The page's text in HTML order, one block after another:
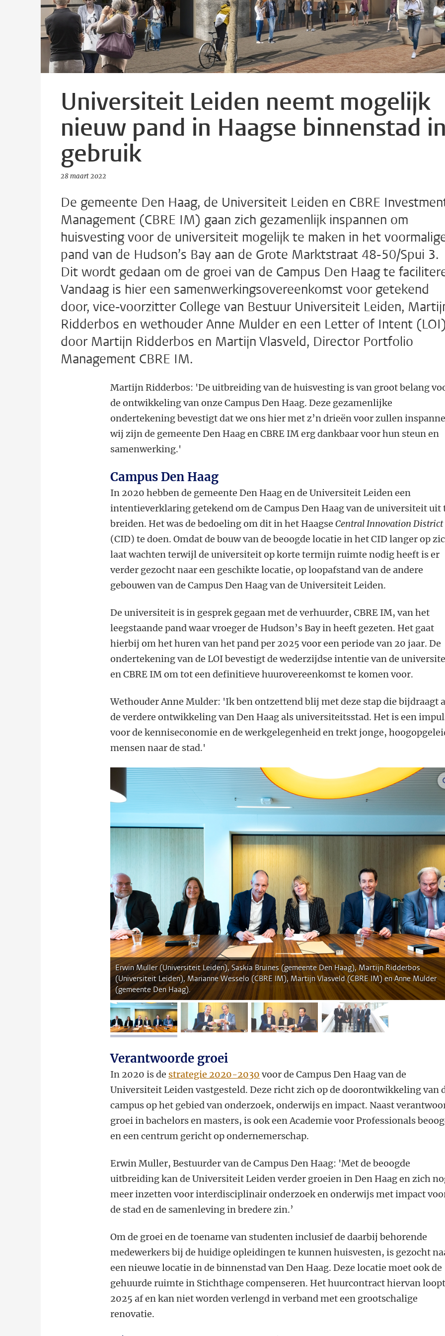
Universiteit Leiden neemt mogelijk
nieuw pand in Haagse binnenstad in
gebruik
28 maart 2022
De gemeente Den Haag, de Universiteit Leiden en CBRE
Management (CBRE IM) gaan zich gezamenlijk inspannen om
huisvesting voor de universiteit mogelijk te maken in het
pand van de Hudson’s Bay aan de Grote Marktstraat 48-50/Spui 3.
Dit wordt gedaan om de groei van de Campus Den Haag te
Vandaag is hier een samenwerkingsovereenkomst voor getekend
door, vice-voorzitter College van Bestuur Universiteit Leiden,
Ridderbos en wethouder Anne Mulder en een Letter of Intent (LOI)
door Martijn Ridderbos en Martijn Vlasveld, Director Portfolio
Management CBRE IM.
Martijn Ridderbos: 'De uitbreiding van de huisvesting is van groot belang
de ontwikkeling van onze Campus Den Haag. Deze gezamenlijke
ondertekening bevestigt dat we ons hier met z’n drieën voor zullen
wij zijn de gemeente Den Haag en CBRE IM erg dankbaar voor hun steun en
samenwerking.'
Campus Den Haag
In 2020 hebben de gemeente Den Haag en de Universiteit Leiden een
intentieverklaring getekend om de Campus Den Haag van de universiteit uit
breiden. Het was de bedoeling om dit in het HaagseCentral Innovation District
(CID) te doen. Omdat de bouw van de beoogde locatie in het CID langer op
laat wachten terwijl de universiteit op korte termijn ruimte nodig heeft is er
verder gezocht naar een geschikte locatie, op loopafstand van de andere
gebouwen van de Campus Den Haag van de Universiteit Leiden.
De universiteit is in gesprek gegaan met de verhuurder, CBRE IM, van het
leegstaande pand waar vroeger de Hudson’s Bay in heeft gezeten. Het gaat
hierbij om het huren van het pand per 2025 voor een periode van 20 jaar. De
ondertekening van de LOI bevestigt de wederzijdse intentie van de
en CBRE IM om tot een definitieve huurovereenkomst te komen voor.
Wethouder Anne Mulder: 'Ik ben ontzettend blij met deze stap die bijdraagt
deverdere ontwikkeling van Den Haag als universiteitsstad. Het is een
voor de kenniseconomie en de werkgelegenheid en trekt jonge,
mensen naar de stad.'
Erwin Muller (Universiteit Leiden), Saskia Bruines (gemeente Den Haag), Martijn Ridderbos
(Universiteit Leiden), Marianne Wesselo (CBRE IM), Martijn Vlasveld (CBRE IM) en Anne Mulder
(gemeente Den Haag).
afbeelding 1 afbeelding 2 afbeelding 3 afbeelding 4
Verantwoorde groei
In 2020 is de strategie 2020-2030 voor de Campus Den Haag van de
Universiteit Leiden vastgesteld. Deze richt zich op de doorontwikkeling van
campus op het gebied van onderzoek, onderwijs en impact. Naast
groei in bachelors en masters, is ook een Academie voor Professionals
en een centrum gericht op ondernemerschap.
Erwin Muller, Bestuurder van de Campus Den Haag: 'Met de beoogde
uitbreiding kan de Universiteit Leiden verder groeien in Den Haag en zich
meer inzetten voor interdisciplinair onderzoek en onderwijs met impact
de stad en de samenleving in bredere zin.’
Om de groei en de toename van studenten inclusief de daarbij behorende
medewerkers bij de huidige opleidingen te kunnen huisvesten, is gezocht
een nieuwe locatie in de binnenstad van Den Haag. Deze locatie moet ook de
gehuurde ruimte in Stichthage compenseren. Het huurcontract hiervan
2025 af en kan niet worden verlengd in verband met een grootschalige
renovatie.